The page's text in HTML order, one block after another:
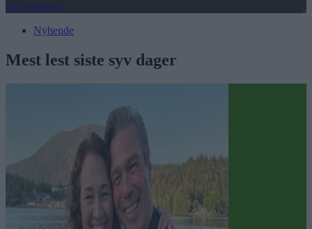
Bli abonnent
Nyhende
Mest lest siste syv dager